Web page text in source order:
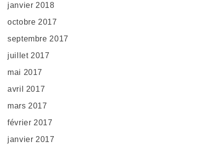
janvier 2018
octobre 2017
septembre 2017
juillet 2017
mai 2017
avril 2017
mars 2017
février 2017
janvier 2017